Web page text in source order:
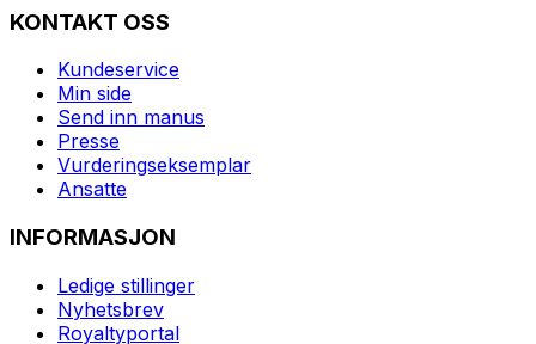
KONTAKT OSS
Kundeservice
Min side
Send inn manus
Presse
Vurderingseksemplar
Ansatte
INFORMASJON
Ledige stillinger
Nyhetsbrev
Royaltyportal